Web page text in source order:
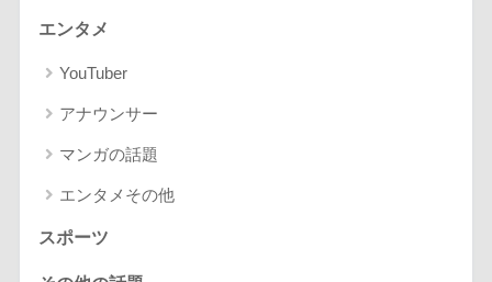
エンタメ
YouTuber
アナウンサー
マンガの話題
エンタメその他
スポーツ